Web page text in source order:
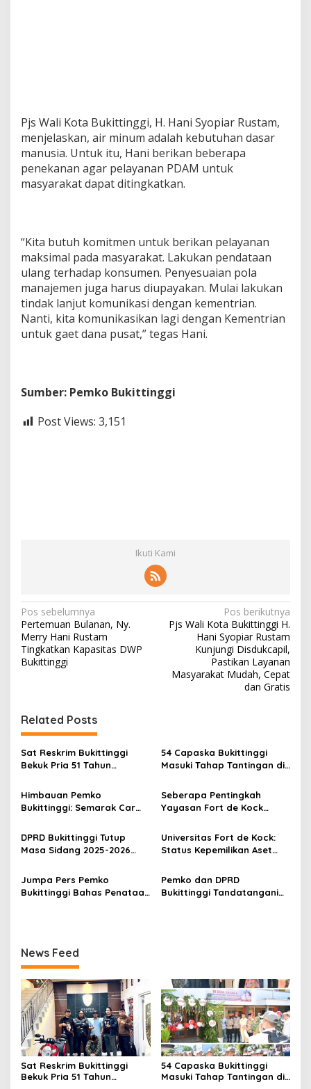
Pjs Wali Kota Bukittinggi, H. Hani Syopiar Rustam,
menjelaskan, air minum adalah kebutuhan dasar
manusia. Untuk itu, Hani berikan beberapa
penekanan agar pelayanan PDAM untuk
masyarakat dapat ditingkatkan.
“Kita butuh komitmen untuk berikan pelayanan
maksimal pada masyarakat. Lakukan pendataan
ulang terhadap konsumen. Penyesuaian pola
manajemen juga harus diupayakan. Mulai lakukan
tindak lanjut komunikasi dengan kementrian.
Nanti, kita komunikasikan lagi dengan Kementrian
untuk gaet dana pusat,” tegas Hani.
Sumber: Pemko Bukittinggi
Post Views: 3,151
Ikuti Kami
N
a
v
i
a
s
i
p
o
s
Pos sebelumnya
Pertemuan Bulanan, Ny.
Merry Hani Rustam
Tingkatkan Kapasitas DWP
Bukittinggi
Pos berikutnya
Pjs Wali Kota Bukittinggi H.
Hani Syopiar Rustam
Kunjungi Disdukcapil,
Pastikan Layanan
Masyarakat Mudah, Cepat
dan Gratis
Related Posts
Sat Reskrim Bukittinggi
Bekuk Pria 51 Tahun
Scoopy
54 Capaska Bukittinggi
Masuki Tahap Tantingan di
Himbauan Pemko
Bukittinggi: Semarak Car
HUT ke I Komando Daerah
Militer (KODAM) XX/Tuanku
Imam Bonjol
Seberapa Pentingkah
Yayasan Fort de Kock
Perekonomian Masyarakat
Jam Gadang?
DPRD Bukittinggi Tutup
Masa Sidang 2025-2026
2026-2027, Wako Ramlan
Beri Apresiasi
Universitas Fort de Kock:
Status Kepemilikan Aset
Milik Yayasan Berdasarkan
Putusan Mahkamah Agung
Nomor 2108/K/Pdt/2022
Jumpa Pers Pemko
Bukittinggi Bahas Penataan
Pemko dan DPRD
Bukittinggi Tandatangani
News Feed
Sat Reskrim Bukittinggi
Bekuk Pria 51 Tahun
54 Capaska Bukittinggi
Masuki Tahap Tantingan di